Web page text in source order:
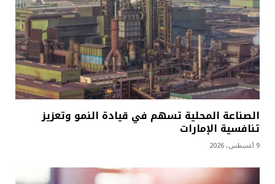
الصناعة المحلية تسهم في قيادة النمو وتعزيز
تنافسية الإمارات
9 أغسطس، 2026